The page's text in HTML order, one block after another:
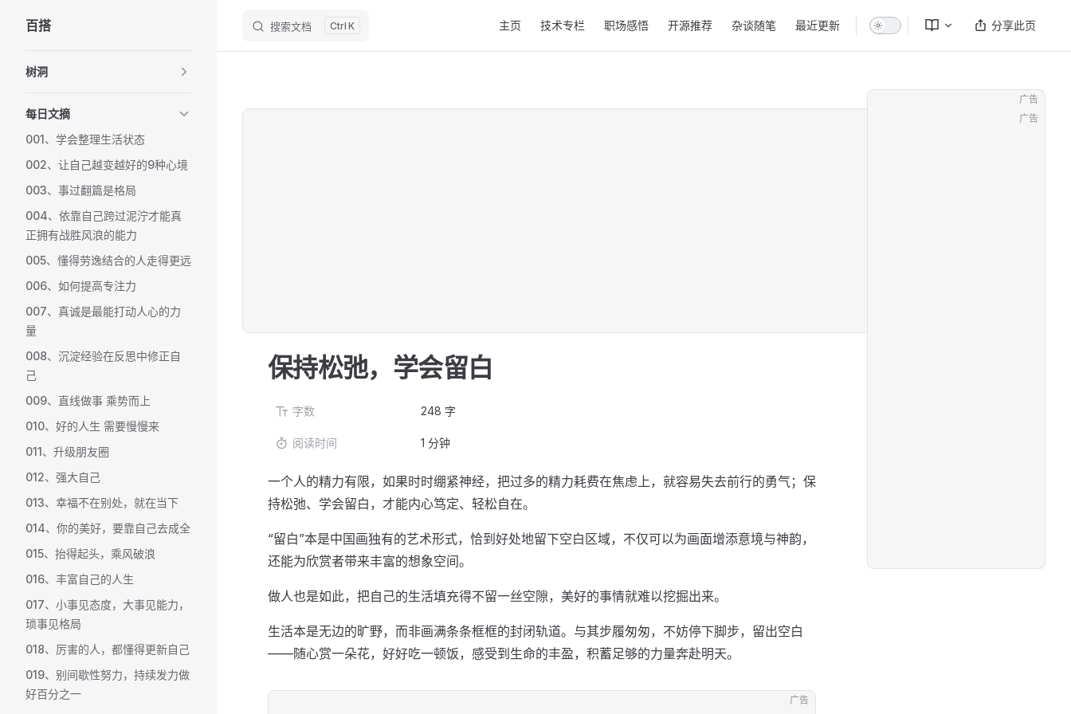
Skip to content
百搭 搜索文档 K 主页 技术专栏 职场感悟 开源推荐 杂谈随笔 最近更新 分享此页
树洞
每日文摘
001、学会整理生活状态
002、让自己越变越好的9种心境
003、事过翻篇是格局
004、依靠自己跨过泥泞才能真
正拥有战胜风浪的能力
005、懂得劳逸结合的人走得更远
006、如何提高专注力
007、真诚是最能打动人心的力
量
008、沉淀经验在反思中修正自
己
009、直线做事 乘势而上
010、好的人生 需要慢慢来
011、升级朋友圈
012、强大自己
013、幸福不在别处，就在当下
014、你的美好，要靠自己去成全
015、抬得起头，乘风破浪
016、丰富自己的人生
017、小事见态度，大事见能力，
琐事见格局
018、厉害的人，都懂得更新自己
019、别间歇性努力，持续发力做
好百分之一
广告
广告
保持松弛，学会留白
字数 248 字
阅读时间 1 分钟
一个人的精力有限，如果时时绷紧神经，把过多的精力耗费在焦虑上，就容易失去前行的勇气；保
持松弛、学会留白，才能内心笃定、轻松自在。
“留白”本是中国画独有的艺术形式，恰到好处地留下空白区域，不仅可以为画面增添意境与神韵，
还能为欣赏者带来丰富的想象空间。
做人也是如此，把自己的生活填充得不留一丝空隙，美好的事情就难以挖掘出来。
生活本是无边的旷野，而非画满条条框框的封闭轨道。与其步履匆匆，不妨停下脚步，留出空白
——随心赏一朵花，好好吃一顿饭，感受到生命的丰盈，积蓄足够的力量奔赴明天。
广告